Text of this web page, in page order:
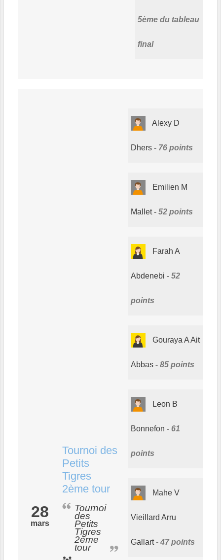
5ème du tableau
final
28
mars
Tournoi des
Petits
Tigres
2ème tour
Tournoi
des
Petits
Tigres
2ème
tour
Alexy D
Dhers 76 points
Emilien M
Mallet 52 points
Farah A
Abdenebi 52
points
Gouraya A Ait
Abbas 85 points
Leon B
Bonnefon 61
points
Mahe V
Vieillard Arru
Gallart 47 points